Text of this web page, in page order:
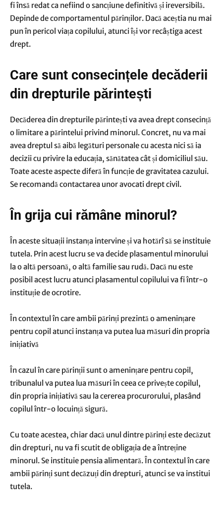
fi însă redat ca nefiind o sancțiune definitivă și ireversibilă.
Depinde de comportamentul părinților. Dacă aceștia nu mai
pun în pericol viața copilului, atunci își vor recâștiga acest
drept.
Care sunt consecințele decăderii
din drepturile părintești
Decăderea din drepturile părintești va avea drept consecință
o limitare a părintelui privind minorul. Concret, nu va mai
avea dreptul să aibă legături personale cu acesta nici să ia
decizii cu privire la educația, sănătatea cât și domiciliul său.
Toate aceste aspecte diferă în funcție de gravitatea cazului.
Se recomandă contactarea unor avocati drept civil.
În grija cui rămâne minorul?
În aceste situații instanța intervine și va hotărî să se instituie
tutela. Prin acest lucru se va decide plasamentul minorului
la o altă persoană, o altă familie sau rudă. Dacă nu este
posibil acest lucru atunci plasamentul copilului va fi într-o
instituție de ocrotire.
În contextul în care ambii părinți prezintă o amenințare
pentru copil atunci instanța va putea lua măsuri din propria
inițiativă
În cazul în care părinții sunt o amenințare pentru copil,
tribunalul va putea lua măsuri în ceea ce privește copilul,
din propria inițiativă sau la cererea procurorului, plasând
copilul într-o locuință sigură.
Cu toate acestea, chiar dacă unul dintre părinți este decăzut
din drepturi, nu va fi scutit de obligația de a întreține
minorul. Se instituie pensia alimentară. În contextul în care
ambii părinți sunt decăzuți din drepturi, atunci se va institui
tutela.